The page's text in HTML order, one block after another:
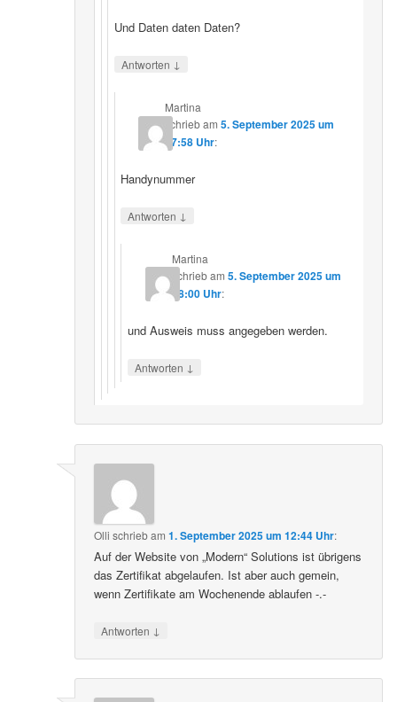
Und Daten daten Daten?
Antworten ↓
Martina
schriebam5. September 2025 um
17:58 Uhr:
Handynummer
Antworten ↓
Martina
schriebam 5. September 2025 um
18:00 Uhr:
und Ausweis muss angegeben werden.
Antworten ↓
Olli schriebam1. September 2025 um 12:44 Uhr:
Auf der Website von „Modern“ Solutions ist übrigens
das Zertifikat abgelaufen. Ist aber auch gemein,
wenn Zertifikate am Wochenende ablaufen -.-
Antworten ↓